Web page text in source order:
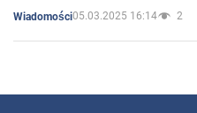
Wiadomości05.03.2025 16:14 2